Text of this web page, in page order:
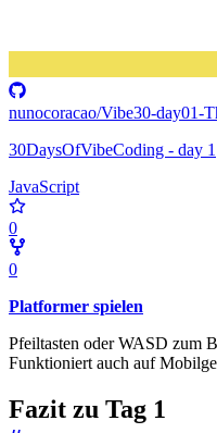
nunocoracao/Vibe30-day01-
30DaysOfVibeCoding - day 1
JavaScript
0
0
Platformer spielen
Pfeiltasten oder WASD zum
Funktioniert auch auf
Fazit zu Tag 1